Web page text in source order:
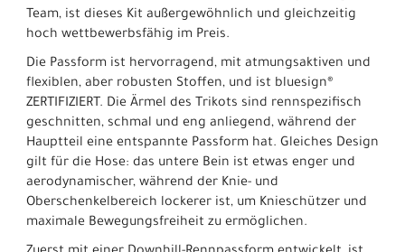
Team, ist dieses Kit außergewöhnlich und gleichzeitig
hoch wettbewerbsfähig im Preis.
Die Passform ist hervorragend, mit atmungsaktiven und
flexiblen, aber robusten Stoffen, und ist bluesign®
ZERTIFIZIERT. Die Ärmel des Trikots sind rennspezifisch
geschnitten, schmal und eng anliegend, während der
Hauptteil eine entspannte Passform hat. Gleiches Design
gilt für die Hose: das untere Bein ist etwas enger und
aerodynamischer, während der Knie- und
Oberschenkelbereich lockerer ist, um Knieschützer und
maximale Bewegungsfreiheit zu ermöglichen.